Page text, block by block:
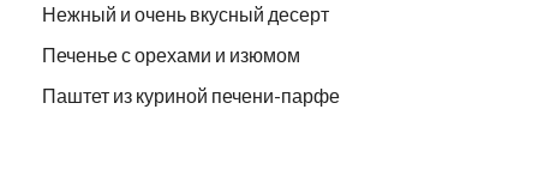
Нежный и очень вкусный десерт
Печенье с орехами и изюмом
Паштет из куриной печени-парфе